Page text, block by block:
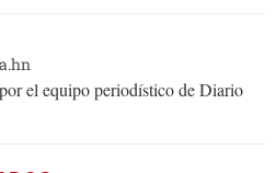
el equipo periodístico de Diario